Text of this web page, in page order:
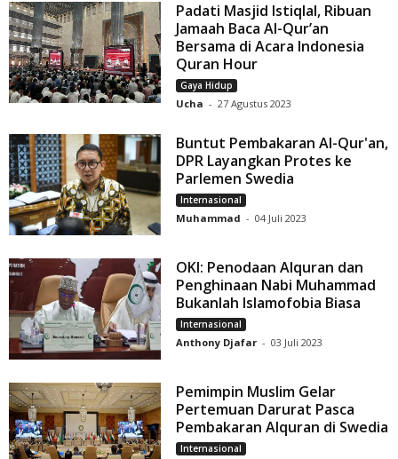
Padati Masjid Istiqlal, Ribuan
Jamaah Baca Al-Qur’an
Bersama di Acara Indonesia
Quran Hour
Gaya Hidup
Ucha - 27 Agustus 2023
Buntut Pembakaran Al-Qur'an,
DPR Layangkan Protes ke
Parlemen Swedia
Internasional
Muhammad - 04 Juli 2023
OKI: Penodaan Alquran dan
Penghinaan Nabi Muhammad
Bukanlah Islamofobia Biasa
Internasional
Anthony Djafar - 03 Juli 2023
Pemimpin Muslim Gelar
Pertemuan Darurat Pasca
Pembakaran Alquran di Swedia
Internasional